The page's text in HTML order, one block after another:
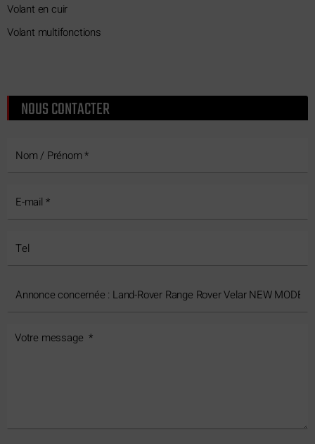
Volant en cuir
Volant multifonctions
NOUS CONTACTER